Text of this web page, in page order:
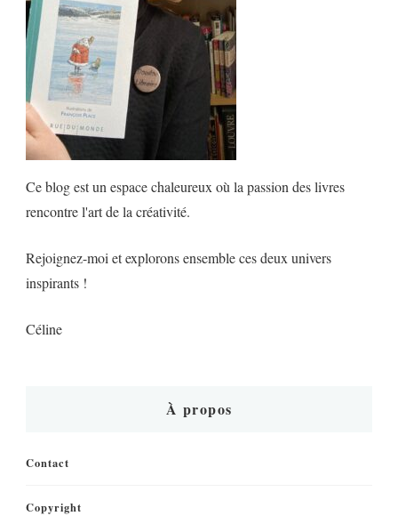
Ce blog est un espace chaleureux où la passion des livres
rencontre l'art de la créativité.
Rejoignez-moi et explorons ensemble ces deux univers
inspirants !
Céline
À propos
Contact
Copyright